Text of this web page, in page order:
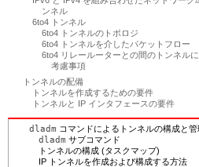
ンネル
6to4 トンネル
6to4 トンネルのトポロジ
6to4 トンネルを介したパケットフロー
6to4 リレールーターとの間のトンネル
考慮事項
トンネルの配備
トンネルを作成するための要件
トンネルと IP インタフェースの要件
dladm コマンドによるトンネルの構成と管
dladm サブコマンド
トンネルの構成 (タスクマップ)
IP トンネルを作成および構成する方法